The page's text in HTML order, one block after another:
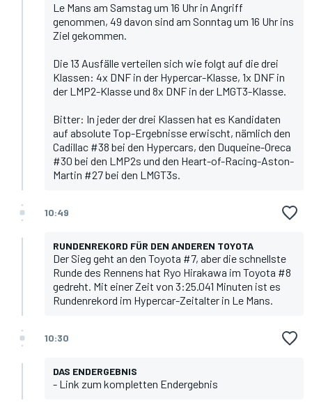
Le Mans am Samstag um 16 Uhr in Angriff
genommen, 49 davon sind am Sonntag um 16 Uhr ins
Ziel gekommen.
Die 13 Ausfälle verteilen sich wie folgt auf die drei
Klassen: 4x DNF in der Hypercar-Klasse, 1x DNF in
der LMP2-Klasse und 8x DNF in der LMGT3-Klasse.
Bitter: In jeder der drei Klassen hat es Kandidaten
auf absolute Top-Ergebnisse erwischt, nämlich den
Cadillac #38 bei den Hypercars, den Duqueine-Oreca
#30 bei den LMP2s und den Heart-of-Racing-Aston-
Martin #27 bei den LMGT3s.
10:49
RUNDENREKORD FÜR DEN ANDEREN TOYOTA
Der Sieg geht an den Toyota #7, aber die schnellste
Runde des Rennens hat Ryo Hirakawa im Toyota #8
gedreht. Mit einer Zeit von 3:25.041 Minuten ist es
Rundenrekord im Hypercar-Zeitalter in Le Mans.
10:30
DAS ENDERGEBNIS
- Link zum kompletten Endergebnis